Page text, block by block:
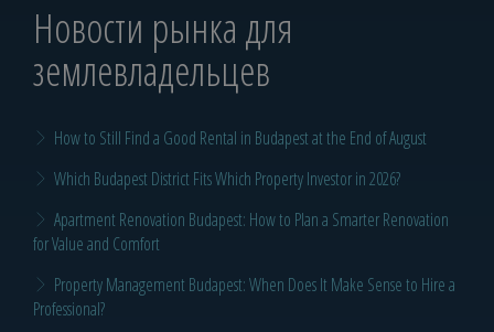
Новости рынка для
землевладельцев
How to Still Find a Good Rental in Budapest at the End of August
Which Budapest District Fits Which Property Investor in 2026?
Apartment Renovation Budapest: How to Plan a Smarter Renovation
for Value and Comfort
Property Management Budapest: When Does It Make Sense to Hire a
Professional?